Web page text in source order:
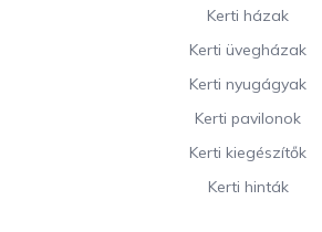
Kerti házak
Kerti üvegházak
Kerti nyugágyak
Kerti pavilonok
Kerti kiegészítők
Kerti hinták